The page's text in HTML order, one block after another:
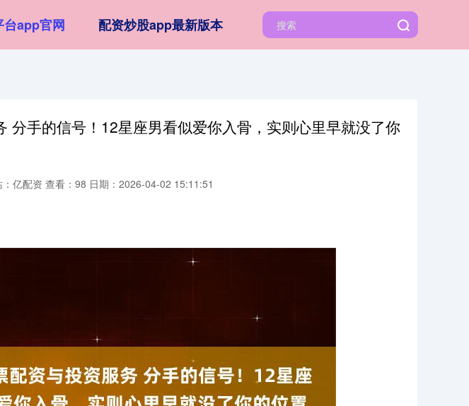
台app官网 配资炒股app最新版本
分手的信号！12星座男看似爱你入骨，实则心里早就没了你
：亿配资 查看：98 日期：2026-04-02 15:11:51